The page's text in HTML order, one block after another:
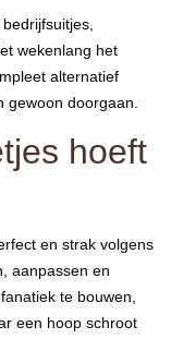
wekenlang het
alternatief
doorgaan.
hoeft
en strak volgens
aanpassen en
te bouwen,
een hoop schroot